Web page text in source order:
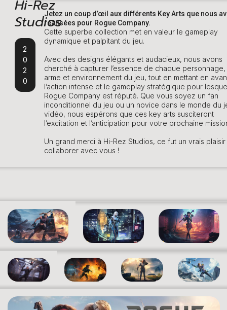
Hi-Rez
Studios
2
0
2
0
Jetez un coup d’œil aux différents Key Arts que nous
réalisées pour Rogue Company.
Cette superbe collection met en valeur le gameplay
dynamique et palpitant du jeu.
Avec des designs élégants et audacieux, nous avons
cherché à capturer l’essence de chaque personnage,
arme et environnement du jeu, tout en mettant en
l’action intense et le gameplay stratégique pour
Rogue Company est réputé. Que vous soyez un fan
inconditionnel du jeu ou un novice dans le monde du
vidéo, nous espérons que ces key arts susciteront
l’excitation et l’anticipation pour votre prochaine
Un grand merci à Hi-Rez Studios, ce fut un vrais
collaborer avec vous !